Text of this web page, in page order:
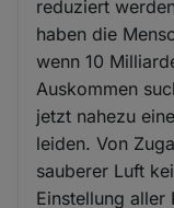
reduziert
haben die
wenn 10
Auskommen
jetzt nahezu
leiden. Von
sauberer Luft
Einstellung